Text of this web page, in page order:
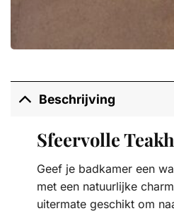
Beschrijving
Sfeervolle
Geef je badkamer een
met een natuurlijke
uitermate geschikt om